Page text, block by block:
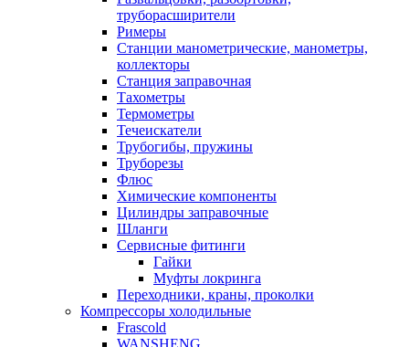
труборасширители
Римеры
Станции манометрические, манометры,
коллекторы
Станция заправочная
Тахометры
Термометры
Течеискатели
Трубогибы, пружины
Труборезы
Флюс
Химические компоненты
Цилиндры заправочные
Шланги
Сервисные фитинги
Гайки
Муфты локринга
Переходники, краны, проколки
Компрессоры холодильные
Frascold